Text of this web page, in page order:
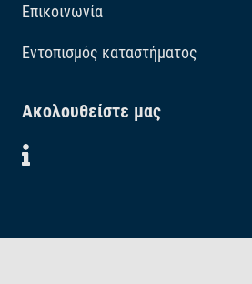
Επικοινωνία
Εντοπισμός καταστήματος
Ακολουθείστε μας